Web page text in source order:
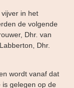
in het
de volgende
Dhr. van
Dhr.
wordt vanaf dat
is gelegen op de